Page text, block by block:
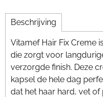
Beschrijving
Vitamef Hair Fix Creme
die zorgt voor
verzorgde finish. Deze
kapsel de hele dag
dat het haar hard, vet of